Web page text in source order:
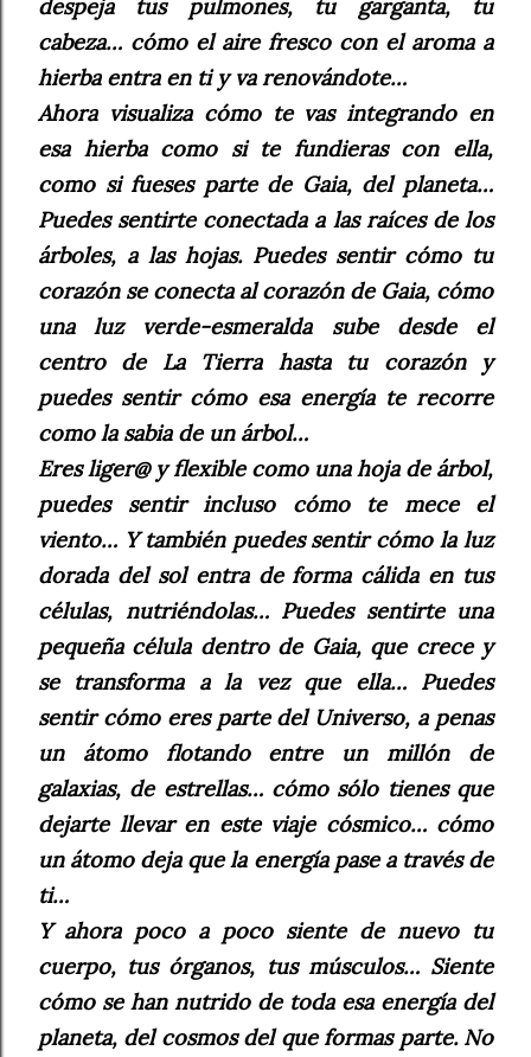
despeja tus pulmones, tu garganta, tu
cabeza… cómo el aire fresco con el aroma a
hierba entra en ti y va renovándote…
Ahora visualiza cómo te vas integrando en
esa hierba como si te fundieras con ella,
como si fueses parte de Gaia, del planeta…
Puedes sentirte conectada a las raíces de los
árboles, a las hojas. Puedes sentir cómo tu
corazón se conecta al corazón de Gaia, cómo
una luz verde-esmeralda sube desde el
centro de La Tierra hasta tu corazón y
puedes sentir cómo esa energía te recorre
como la sabia de un árbol…
Eres liger@ y flexible como una hoja de árbol,
puedes sentir incluso cómo te mece el
viento… Y también puedes sentir cómo la luz
dorada del sol entra de forma cálida en tus
células, nutriéndolas… Puedes sentirte una
pequeña célula dentro de Gaia, que crece y
se transforma a la vez que ella… Puedes
sentir cómo eres parte del Universo, a penas
un átomo flotando entre un millón de
galaxias, de estrellas… cómo sólo tienes que
dejarte llevar en este viaje cósmico… cómo
un átomo deja que la energía pase a través de
ti…
Y ahora poco a poco siente de nuevo tu
cuerpo, tus órganos, tus músculos… Siente
cómo se han nutrido de toda esa energía del
planeta, del cosmos del que formas parte. No